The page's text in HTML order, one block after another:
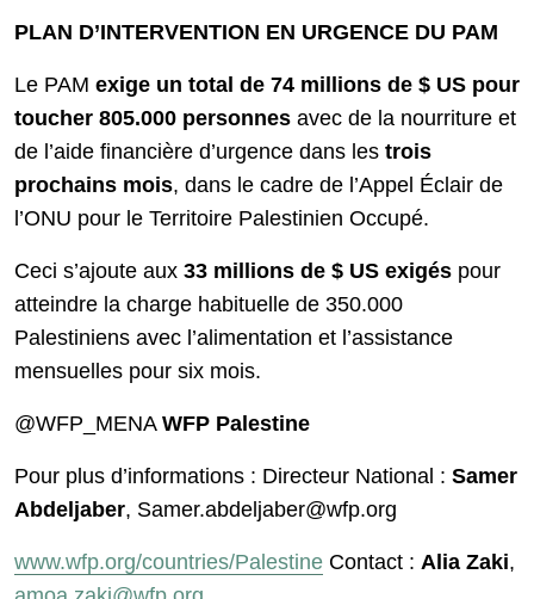
PLAN D’INTERVENTION EN URGENCE DU PAM
Le PAM exige un total de 74 millions de $ US pour
toucher 805.000 personnes avec de la nourriture et
de l’aide financière d’urgence dans les trois
prochains mois, dans le cadre de l’Appel Éclair de
l’ONU pour le Territoire Palestinien Occupé.
Ceci s’ajoute aux 33 millions de $ US exigés pour
atteindre la charge habituelle de 350.000
Palestiniens avec l’alimentation et l’assistance
mensuelles pour six mois.
@WFP_MENA WFP Palestine
Pour plus d’informations : Directeur National : Samer
Abdeljaber, Samer.abdeljaber@wfp.org
www.wfp.org/countries/Palestine Contact : Alia Zaki,